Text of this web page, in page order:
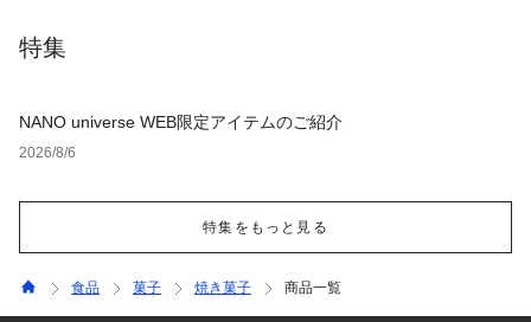
特集
NANO universe WEB限定アイテムのご紹介
2026/8/6
特集をもっと見る
食品 菓子 焼き菓子 商品一覧